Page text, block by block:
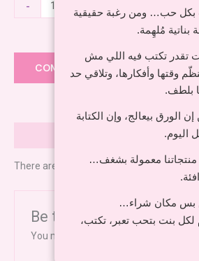
- ADD TO CART
COMPARE
There are no reviews yet.
Be the first to review
You must be
بكل حب… ومن رغبة حقيقية
بناتية مُلهِمة.
تقدر تكتب فيه اللي مش
وقتها وأفكارها، وتلاقي حد
بلطف.
إن الورق بيعالج، وإن الكتابة
اليوم.
معمولة بشغف…
بس مكان شراء…
بنت بتحب تعبر، تكتب،